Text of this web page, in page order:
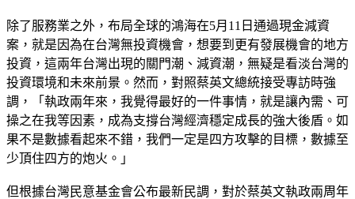
除了服務業之外，布局全球的鴻海在5月11日通過現金減資
案，就是因為在台灣無投資機會，想要到更有發展機會的地方
投資，這兩年台灣出現的關門潮、減資潮，無疑是看淡台灣的
投資環境和未來前景。然而，對照蔡英文總統接受專訪時強
調，「執政兩年來，我覺得最好的一件事情，就是讓內需、可
操之在我等因素，成為支撐台灣經濟穩定成長的強大後盾。如
果不是數據看起來不錯，我們一定是四方攻擊的目標，數據至
少頂住四方的炮火。」
但根據台灣民意基金會公布最新民調，對於蔡英文執政兩周年